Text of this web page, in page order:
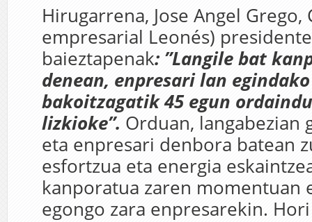
Hirugarrena, Jose Angel Grego,
empresarial Leonés)
baieztapenak: ”Langile bat
denean, enpresari lan
bakoitzagatik 45 egun
lizkioke”. Orduan, langabezian
eta enpresari denbora batean
esfortzua eta energia
kanporatua zaren momentuan
egongo zara enpresarekin.